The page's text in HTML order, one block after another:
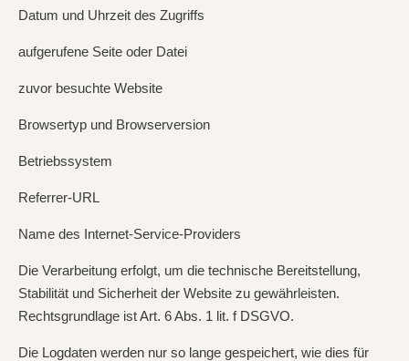
Datum und Uhrzeit des Zugriffs
aufgerufene Seite oder Datei
zuvor besuchte Website
Browsertyp und Browserversion
Betriebssystem
Referrer-URL
Name des Internet-Service-Providers
Die Verarbeitung erfolgt, um die technische Bereitstellung,
Stabilität und Sicherheit der Website zu gewährleisten.
Rechtsgrundlage ist Art. 6 Abs. 1 lit. f DSGVO.
Die Logdaten werden nur so lange gespeichert, wie dies für